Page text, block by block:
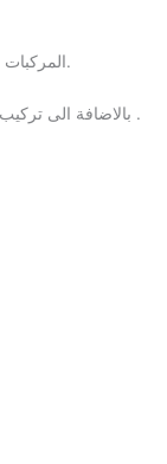
المركبات خاصةّّ سيارات السباق أصبح مصدر اهتمام الكثيرين.
بالاضافة الى تركيب ملصقات ديكور داخلى لتجميل السيارة من الداخل .